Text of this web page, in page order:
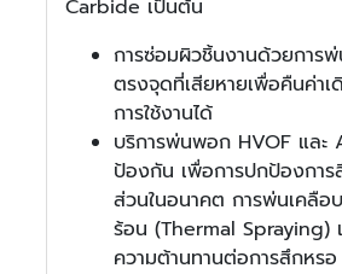
Carbide เป็นต้น
การซ่อมผิวชิ้นงานด้วยการ
ตรงจุดที่เสียหายเพื่อคืนค่าเ
การใช้งานได้
บริการพ่นพอก HVOF และ
ป้องกัน เพื่อการปกป้องกา
ส่วนในอนาคต การพ่นเคลือ
ร้อน (Thermal Spraying)
ความต้านทานต่อการสึกหร